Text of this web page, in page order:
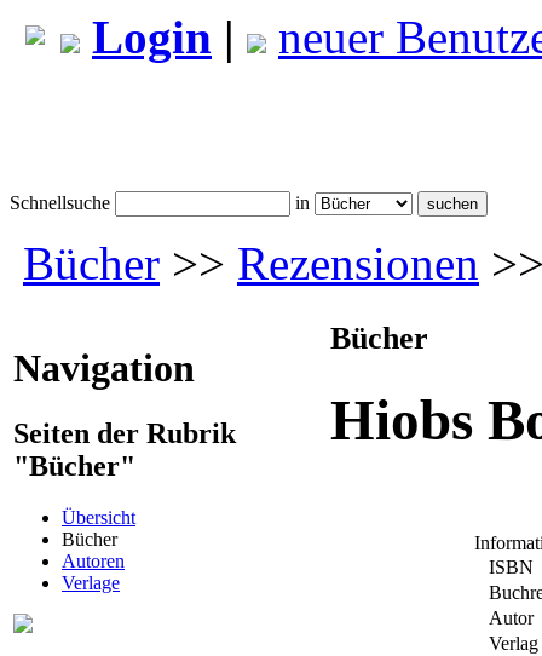
Login | neuer
Schnellsuche in
Bücher >> Rezensionen
Navigation
Seiten der Rubrik
"Bücher"
Übersicht
Bücher
Autoren
Verlage
Bücher
Hiobs
ISBN
Autor
Verlag